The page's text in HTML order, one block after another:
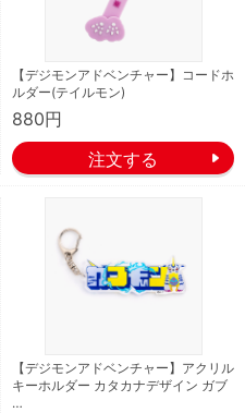
【デジモンアドベンチャー】コードホ
ルダー(テイルモン)
880円
【デジモンアドベンチャー】アクリル
キーホルダー カタカナデザイン ガブ
…